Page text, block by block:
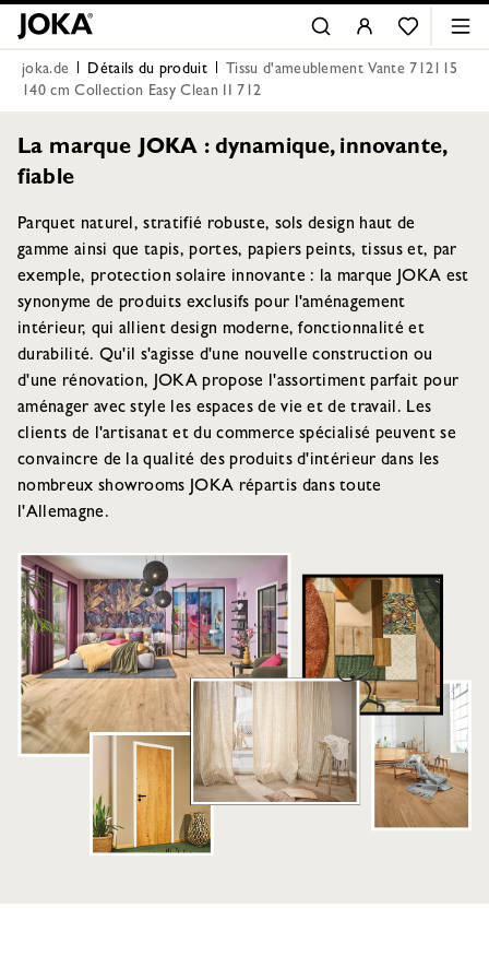
joka.de Détails du produit
Tissu d'ameublement Vante 712115
140 cm Collection Easy Clean II 712
La marque JOKA : dynamique, innovante,
fiable
Parquet naturel, stratifié robuste, sols design haut de
gamme ainsi que tapis, portes, papiers peints, tissus et, par
exemple, protection solaire innovante : la marque JOKA est
synonyme de produits exclusifs pour l'aménagement
intérieur, qui allient design moderne, fonctionnalité et
durabilité. Qu'il s'agisse d'une nouvelle construction ou
d'une rénovation, JOKA propose l'assortiment parfait pour
aménager avec style les espaces de vie et de travail. Les
clients de l'artisanat et du commerce spécialisé peuvent se
convaincre de la qualité des produits d'intérieur dans les
nombreux showrooms JOKA répartis dans toute
l'Allemagne.